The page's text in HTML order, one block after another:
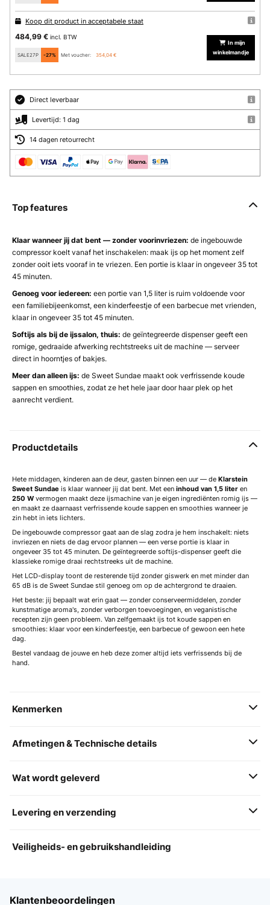
Koop dit product in acceptabele staat
484,99 € incl. BTW
SALE27P -27% Met voucher: 354,04 €
In mijn
winkelmandje
Direct leverbaar
Levertijd: 1 dag
14 dagen retourrecht
Top features
Klaar wanneer jij dat bent — zonder voorinvriezen: de ingebouwde
compressor koelt vanaf het inschakelen: maak ijs op het moment zelf
zonder ooit iets vooraf in te vriezen. Een portie is klaar in ongeveer 35 tot
45 minuten.
Genoeg voor iedereen: een portie van 1,5 liter is ruim voldoende voor
een familiebijeenkomst, een kinderfeestje of een barbecue met vrienden,
klaar in ongeveer 35 tot 45 minuten.
Softijs als bij de ijssalon, thuis: de geïntegreerde dispenser geeft een
romige, gedraaide afwerking rechtstreeks uit de machine — serveer
direct in hoorntjes of bakjes.
Meer dan alleen ijs: de Sweet Sundae maakt ook verfrissende koude
sappen en smoothies, zodat ze het hele jaar door haar plek op het
aanrecht verdient.
Productdetails
Hete middagen, kinderen aan de deur, gasten binnen een uur — de Klarstein
Sweet Sundae is klaar wanneer jij dat bent. Met een inhoud van 1,5 liter en
250 W vermogen maakt deze ijsmachine van je eigen ingrediënten romig ijs —
en maakt ze daarnaast verfrissende koude sappen en smoothies wanneer je
zin hebt in iets lichters.
De ingebouwde compressor gaat aan de slag zodra je hem inschakelt: niets
invriezen en niets de dag ervoor plannen — een verse portie is klaar in
ongeveer 35 tot 45 minuten. De geïntegreerde softijs-dispenser geeft die
klassieke romige draai rechtstreeks uit de machine.
Het LCD-display toont de resterende tijd zonder giswerk en met minder dan
65 dB is de Sweet Sundae stil genoeg om op de achtergrond te draaien.
Het beste: jij bepaalt wat erin gaat — zonder conserveermiddelen, zonder
kunstmatige aroma's, zonder verborgen toevoegingen, en veganistische
recepten zijn geen probleem. Van zelfgemaakt ijs tot koude sappen en
smoothies: klaar voor een kinderfeestje, een barbecue of gewoon een hete
dag.
Bestel vandaag de jouwe en heb deze zomer altijd iets verfrissends bij de
hand.
Kenmerken
Afmetingen & Technische details
Wat wordt geleverd
Levering en verzending
Veiligheids- en gebruikshandleiding
Klantenbeoordelingen